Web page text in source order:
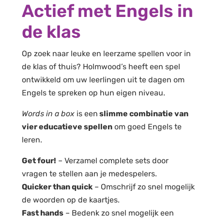
Actief met Engels in
de klas
Op zoek naar leuke en leerzame spellen voor in
de klas of thuis? Holmwood’s heeft een spel
ontwikkeld om uw leerlingen uit te dagen om
Engels te spreken op hun eigen niveau.
Words in a boxis een slimme combinatie van
vier educatieve spellenom goed Engels te
leren.
Get four! – Verzamel complete sets door
vragen te stellen aan je medespelers.
Quicker than quick– Omschrijf zo snel mogelijk
de woorden op de kaartjes.
Fast hands– Bedenk zo snel mogelijk een